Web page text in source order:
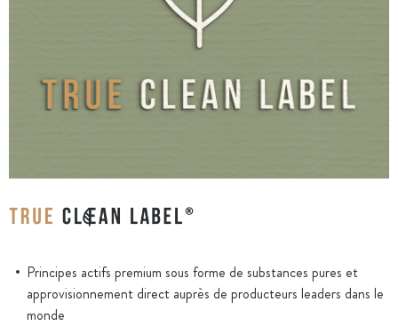
Principes actifs premium sous forme de substances pures et
approvisionnement direct auprès de producteurs leaders dans le
monde